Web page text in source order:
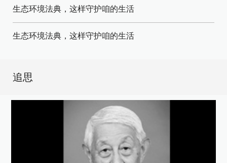
生态环境法典，这样守护咱的生活
生态环境法典，这样守护咱的生活
追思